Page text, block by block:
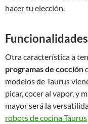
hacer tu elección.
Otra característica a
programas de cocción
modelos de Taurus
picar, cocer al vapor, y
mayor será la
robots de cocina Taurus